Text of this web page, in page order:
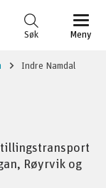
Meny
Søk
Indre Namdal
Røyrvik og